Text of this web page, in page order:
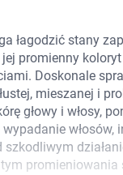
z plików cookies
łagodzić stany
promienny
Doskonale
mieszanej i
głowy i włosy,
wypadanie włosów,
szkodliwym
promieniowania